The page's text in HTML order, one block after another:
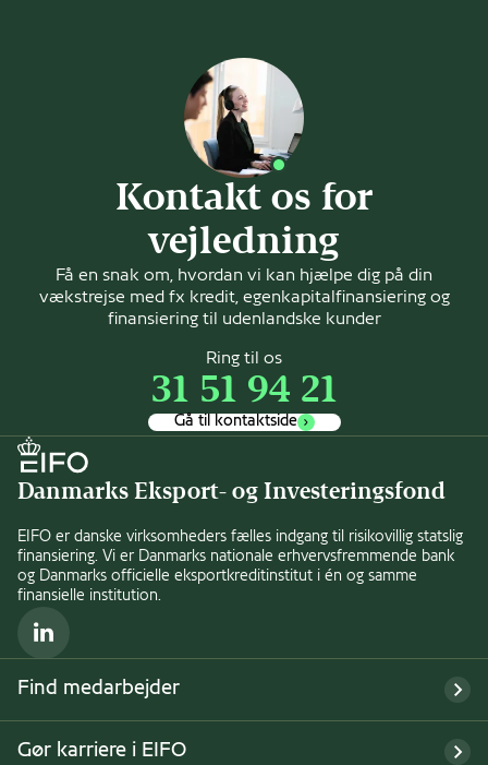
Kontakt os for
vejledning
Få en snak om, hvordan vi kan hjælpe dig på din
vækstrejse med fx kredit, egenkapitalfinansiering og
finansiering til udenlandske kunder
Ring til os
31 51 94 21
Gå til kontaktside
Danmarks Eksport- og Investeringsfond
EIFO er danske virksomheders fælles indgang til risikovillig statslig
finansiering. Vi er Danmarks nationale erhvervsfremmende bank
og Danmarks officielle eksportkreditinstitut i én og samme
finansielle institution.
LinkedIn
Find medarbejder
Gør karriere i EIFO